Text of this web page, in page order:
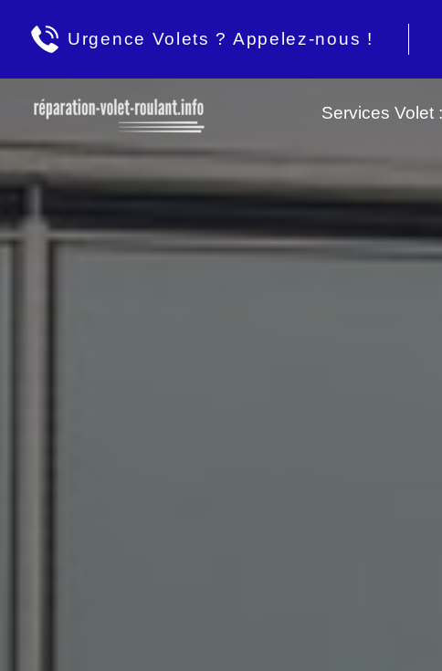
Urgence Volets ? Appelez-nous !
Services Volet